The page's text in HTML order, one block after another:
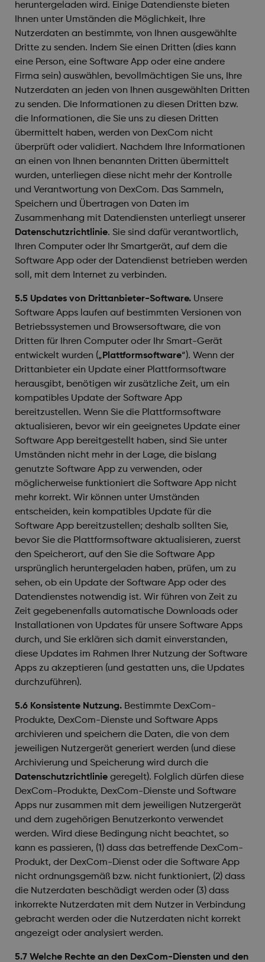
heruntergeladen wird. Einige Datendienste bieten
Ihnen unter Umständen die Möglichkeit, Ihre
Nutzerdaten an bestimmte, von Ihnen ausgewählte
Dritte zu senden. Indem Sie einen Dritten (dies kann
eine Person, eine Software App oder eine andere
Firma sein) auswählen, bevollmächtigen Sie uns, Ihre
Nutzerdaten an jeden von Ihnen ausgewählten Dritten
zu senden. Die Informationen zu diesen Dritten bzw.
die Informationen, die Sie uns zu diesen Dritten
übermittelt haben, werden von DexCom nicht
überprüft oder validiert. Nachdem Ihre Informationen
an einen von Ihnen benannten Dritten übermittelt
wurden, unterliegen diese nicht mehr der Kontrolle
und Verantwortung von DexCom. Das Sammeln,
Speichern und Übertragen von Daten im
Zusammenhang mit Datendiensten unterliegt unserer
Datenschutzrichtlinie. Sie sind dafür verantwortlich,
Ihren Computer oder Ihr Smartgerät, auf dem die
Software App oder der Datendienst betrieben werden
soll, mit dem Internet zu verbinden.
5.5 Updates von Drittanbieter-Software.Unsere
Software Apps laufen auf bestimmten Versionen von
Betriebssystemen und Browsersoftware, die von
Dritten für Ihren Computer oder Ihr Smart-Gerät
entwickelt wurden („ Plattformsoftware“). Wenn der
Drittanbieter ein Update einer Plattformsoftware
herausgibt, benötigen wir zusätzliche Zeit, um ein
kompatibles Update der Software App
bereitzustellen. Wenn Sie die Plattformsoftware
aktualisieren, bevor wir ein geeignetes Update einer
Software App bereitgestellt haben, sind Sie unter
Umständen nicht mehr in der Lage, die bislang
genutzte Software App zu verwenden, oder
möglicherweise funktioniert die Software App nicht
mehr korrekt. Wir können unter Umständen
entscheiden, kein kompatibles Update für die
Software App bereitzustellen; deshalb sollten Sie,
bevor Sie die Plattformsoftware aktualisieren, zuerst
den Speicherort, auf den Sie die Software App
ursprünglich heruntergeladen haben, prüfen, um zu
sehen, ob ein Update der Software App oder des
Datendienstes notwendig ist. Wir führen von Zeit zu
Zeit gegebenenfalls automatische Downloads oder
Installationen von Updates für unsere Software Apps
durch, und Sie erklären sich damit einverstanden,
diese Updates im Rahmen Ihrer Nutzung der Software
Apps zu akzeptieren (und gestatten uns, die Updates
durchzuführen).
5.6 Konsistente Nutzung.Bestimmte DexCom-
Produkte, DexCom-Dienste und Software Apps
archivieren und speichern die Daten, die von dem
jeweiligen Nutzergerät generiert werden (und diese
Archivierung und Speicherung wird durch die
Datenschutzrichtliniegeregelt). Folglich dürfen diese
DexCom-Produkte, DexCom-Dienste und Software
Apps nur zusammen mit dem jeweiligen Nutzergerät
und dem zugehörigen Benutzerkonto verwendet
werden. Wird diese Bedingung nicht beachtet, so
kann es passieren, (1) dass das betreffende DexCom-
Produkt, der DexCom-Dienst oder die Software App
nicht ordnungsgemäß bzw. nicht funktioniert, (2) dass
die Nutzerdaten beschädigt werden oder (3) dass
inkorrekte Nutzerdaten mit dem Nutzer in Verbindung
gebracht werden oder die Nutzerdaten nicht korrekt
angezeigt oder analysiert werden.
5.7 Welche Rechte an den DexCom-Diensten und den